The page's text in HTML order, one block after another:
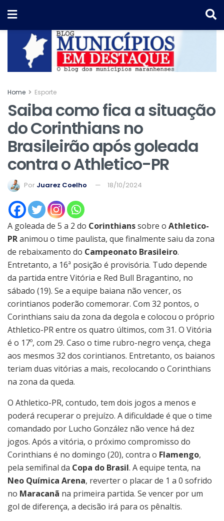
Home Esporte
Saiba como fica a situação
do Corinthians no
Brasileirão após goleada
contra o Athletico-PR
Por Juarez Coelho 18/10/2024
A goleada de 5 a 2 do Corinthianssobre o Athletico-
PRanimou o time paulista, que finalmente saiu da zona
de rebaixamento do Campeonato Brasileiro.
Entretanto, a 16ª posição é provisória. Tudo depende
da partida entre Vitória e Red Bull Bragantino, no
sábado (19). Se a equipe baiana não vencer, os
corintianos poderão comemorar. Com 32 pontos, o
Corinthians saiu da zona da degola e colocou o próprio
Athletico-PR entre os quatro últimos, com 31. O Vitória
é o 17º, com 29. Caso o time rubro-negro vença, chega
aos mesmos 32 dos corintianos. Entretanto, os baianos
teriam duas vitórias a mais, recolocando o Corinthians
na zona da queda.
O Athletico-PR, contudo, tem dois jogos a menos e
poderá recuperar o prejuízo. A dificuldade é que o time
comandado por Lucho González não vence há dez
jogos. Após a vitória, o próximo compromisso do
Corinthians é no domingo (20), contra o Flamengo,
pela semifinal da Copa do Brasil. A equipe tenta, na
Neo Química Arena, reverter o placar de 1 a 0 sofrido
no Maracanã na primeira partida. Se vencer por um
gol de diferença, a decisão irá para os pênaltis.